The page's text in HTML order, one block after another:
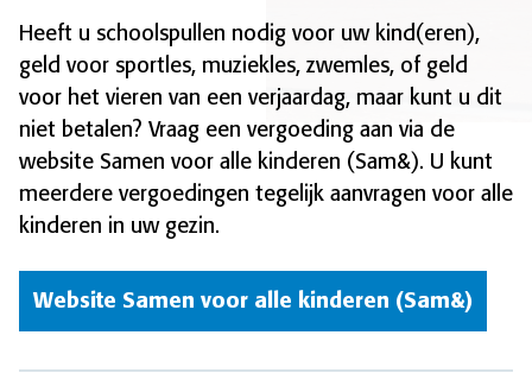
Heeft u schoolspullen nodig voor uw kind(eren),
geld voor sportles, muziekles, zwemles, of geld
voor het vieren van een verjaardag, maar kunt u dit
niet betalen? Vraag een vergoeding aan via de
website Samen voor alle kinderen (Sam&). U kunt
meerdere vergoedingen tegelijk aanvragen voor alle
kinderen in uw gezin.
Website Samen voor alle kinderen (Sam&)